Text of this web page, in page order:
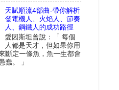
天賦順流4部曲-帶你解析
發電機人、火焰人、節奏
人、鋼鐵人的成功路徑
愛因斯坦曾說：「 每個
人都是天才，但如果你用
斷定一條魚，魚一生都會
蠢。 」